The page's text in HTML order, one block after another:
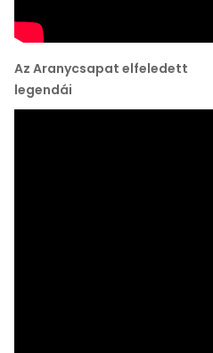
Az Aranycsapat elfeledett
legendái